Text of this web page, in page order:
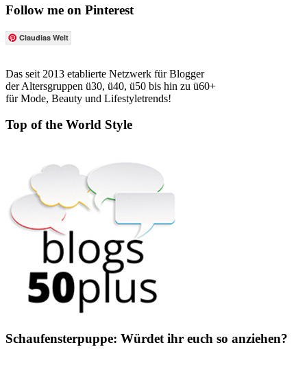
Follow me on Pinterest
Claudias Welt
Das seit 2013 etablierte Netzwerk für Blogger
der Altersgruppen ü30, ü40, ü50 bis hin zu ü60+
für Mode, Beauty und Lifestyletrends!
Top of the World Style
Schaufensterpuppe: Würdet ihr euch so anziehen?